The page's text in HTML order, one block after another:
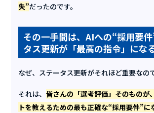
失”だったのです。
その一手間は、AIへの“採用要
タス更新が「最高の指令」にな
なぜ、ステータス更新がそれほど重要なの
それは、皆さんの「選考評価」そのものが
トを教えるための最も正確な“採用要件”に